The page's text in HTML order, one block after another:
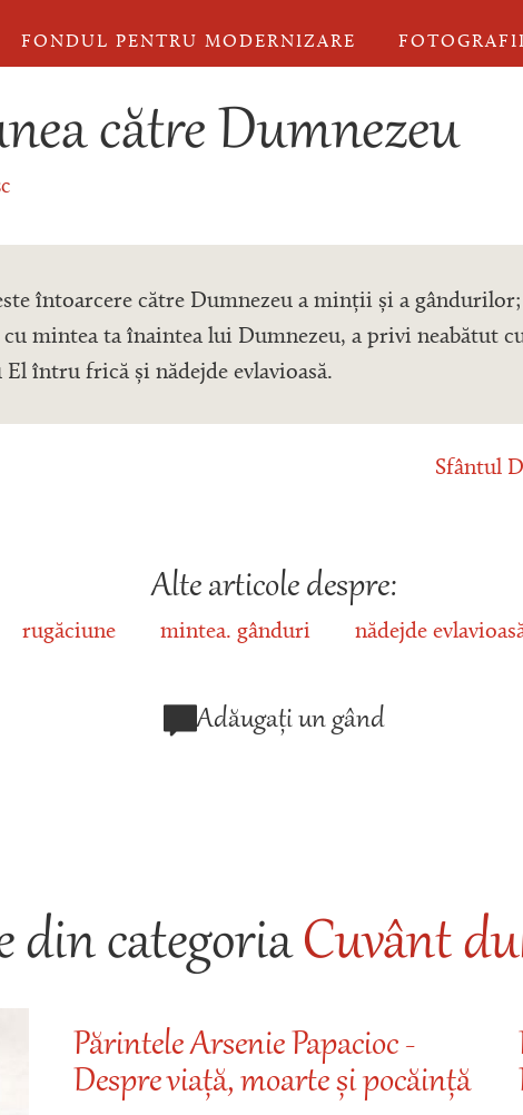
FONDUL PENTRU MODERNIZARE
către Dumnezeu
întoarcere către Dumnezeu a minții și a
cu mintea ta înaintea lui Dumnezeu, a privi neabătut
El întru frică și nădejde evlavioasă.
Sfântul
Alte articole despre:
rugăciune mintea. gânduri nădejde
Adăugați un gând
din categoriaCuvânt
Părintele Arsenie Papacioc -
Despre viață, moarte și pocăință